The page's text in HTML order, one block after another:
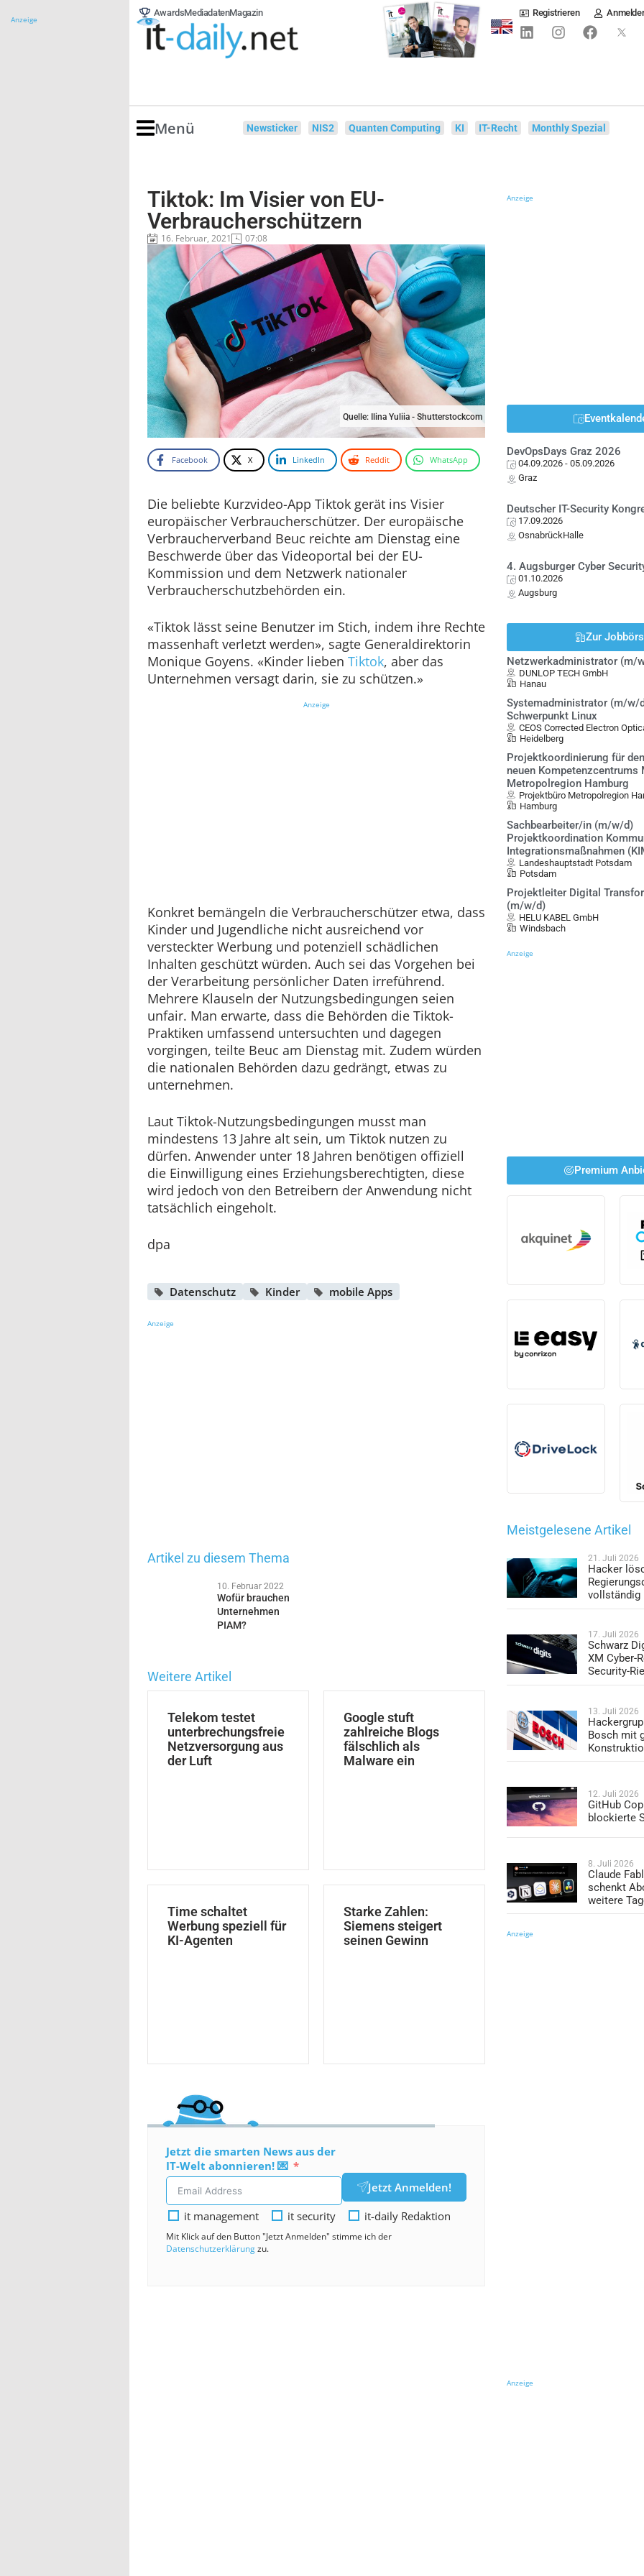
Anzeige
AwardsMediadatenMagazin Registrieren
Menü Newsticker NIS2 Quanten Computing KI IT-Recht Monthly Spezial
Tiktok: Im Visier von EU-
Verbraucherschützern
16. Februar, 2021 07:08
Quelle: Ilina Yuliia - Shutterstockcom
Facebook X LinkedIn Reddit WhatsApp
Die beliebte Kurzvideo-App Tiktok gerät ins Visier
europäischer Verbraucherschützer. Der europäische
Verbraucherverband Beuc reichte am Dienstag eine
Beschwerde über das Videoportal bei der EU-
Kommission und dem Netzwerk nationaler
Verbraucherschutzbehörden ein.
«Tiktok lässt seine Benutzer im Stich, indem ihre Rechte
massenhaft verletzt werden», sagte Generaldirektorin
Monique Goyens. «Kinder lieben Tiktok, aber das
Unternehmen versagt darin, sie zu schützen.»
Anzeige
Konkret bemängeln die Verbraucherschützer etwa, dass
Kinder und Jugendliche nicht ausreichend vor
versteckter Werbung und potenziell schädlichen
Inhalten geschützt würden. Auch sei das Vorgehen bei
der Verarbeitung persönlicher Daten irreführend.
Mehrere Klauseln der Nutzungsbedingungen seien
unfair. Man erwarte, dass die Behörden die Tiktok-
Praktiken umfassend untersuchten und dagegen
vorgingen, teilte Beuc am Dienstag mit. Zudem würden
die nationalen Behörden dazu gedrängt, etwas zu
unternehmen.
Laut Tiktok-Nutzungsbedingungen musst man
mindestens 13 Jahre alt sein, um Tiktok nutzen zu
dürfen. Anwender unter 18 Jahren benötigen offiziell
die Einwilligung eines Erziehungsberechtigten, diese
wird jedoch von den Betreibern der Anwendung nicht
tatsächlich eingeholt.
dpa
Datenschutz Kinder mobile Apps
Anzeige
Artikel zu diesem Thema
10. Februar 2022
Wofür brauchen
Unternehmen
PIAM?
Weitere Artikel
Telekom testet
unterbrechungsfreie
Netzversorgung aus
der Luft
Google stuft
zahlreiche Blogs
fälschlich als
Malware ein
Time schaltet
Werbung speziell für
KI-Agenten
Starke Zahlen:
Siemens steigert
seinen Gewinn
Jetzt die smarten News aus der
IT-Welt abonnieren! 💌
Jetzt Anmelden!
it management
it security it-daily Redaktion
Mit Klick auf den Button "Jetzt Anmelden" stimme ich der
Datenschutzerklärungzu.
Anzeige
DevOpsDays Graz 2026
04.09.2026 - 05.09.2026
Graz
Deutscher IT-Security
17.09.2026
OsnabrückHalle
4. Augsburger Cyber
01.10.2026
Augsburg
Zur
Netzwerkadministrator (m/
DUNLOP TECH GmbH
Hanau
Systemadministrator (m/w/
Schwerpunkt Linux
CEOS Corrected Electron
Heidelberg
Projektkoordinierung für
neuen
Metropolregion Hamburg
Projektbüro Metropolregion
Hamburg
Sachbearbeiter/in (m/w/d)
Projektkoordination
Integrationsmaßnahmen
Landeshauptstadt Potsdam
Potsdam
Projektleiter Digital
(m/w/d)
HELU KABEL GmbH
Windsbach
Anzeige
Premium
Meistgelesene Artikel
21. Juli 2026
Hacker
vollständig
17. Juli 2026
Schwarz
XM Cyber-
Security-
13. Juli 2026
Bosch mit
12. Juli 2026
GitHub
blockierte
8. Juli 2026
Claude
schenkt
weitere
Anzeige
Anzeige